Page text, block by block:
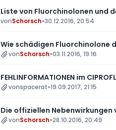
Liste von Fluorchinolonen und
vonSchorsch»30.12.2016, 20:54
Wie schädigen Fluorchinolone
vonSchorsch»03.11.2016, 19:16
FEHLINFORMATIONEN im
vonspacerat»19.09.2017, 21:15
Die offiziellen Nebenwirkungen
vonSchorsch»28.10.2016, 20:49